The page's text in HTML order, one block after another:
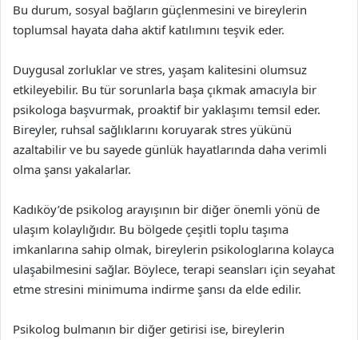
Bu durum, sosyal bağların güçlenmesini ve bireylerin
toplumsal hayata daha aktif katılımını teşvik eder.
Duygusal zorluklar ve stres, yaşam kalitesini olumsuz
etkileyebilir. Bu tür sorunlarla başa çıkmak amacıyla bir
psikologa başvurmak, proaktif bir yaklaşımı temsil eder.
Bireyler, ruhsal sağlıklarını koruyarak stres yükünü
azaltabilir ve bu sayede günlük hayatlarında daha verimli
olma şansı yakalarlar.
Kadıköy’de psikolog arayışının bir diğer önemli yönü de
ulaşım kolaylığıdır. Bu bölgede çeşitli toplu taşıma
imkanlarına sahip olmak, bireylerin psikologlarına kolayca
ulaşabilmesini sağlar. Böylece, terapi seansları için seyahat
etme stresini minimuma indirme şansı da elde edilir.
Psikolog bulmanın bir diğer getirisi ise, bireylerin